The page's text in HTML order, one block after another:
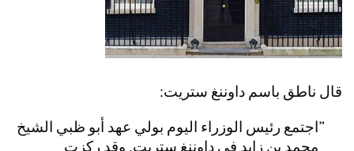
قال ناطق باسم داوننغ ستريت:
اجتمع رئيس الوزراء اليوم بولي عهد أبو ظبي الشيخ
محمد بن زايد في داوننغ ستريت. وقد ركزت